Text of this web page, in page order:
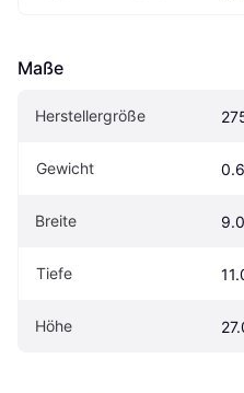
Maße
Herstellergröße
Gewicht
Breite
Tiefe
Höhe